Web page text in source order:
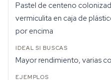
Pastel de centeno
vermiculita en caja de
por encima
Mayor rendimiento, varias